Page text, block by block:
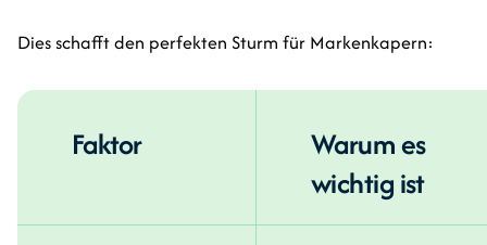
Dies schafft den perfekten Sturm für Markenkapern:
Faktor
Warum es
wichtig ist